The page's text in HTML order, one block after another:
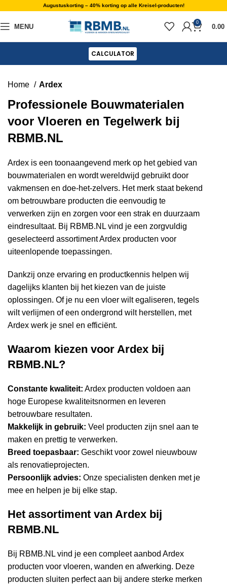
Augustuskorting – 40% korting op alle Kreisel-producten!
MENU
0
0.00
CALCULATOR
Home Ardex
Professionele Bouwmaterialen
voor Vloeren en Tegelwerk bij
RBMB.NL
Ardex is een toonaangevend merk op het gebied van
bouwmaterialen en wordt wereldwijd gebruikt door
vakmensen en doe-het-zelvers. Het merk staat bekend
om betrouwbare producten die eenvoudig te
verwerken zijn en zorgen voor een strak en duurzaam
eindresultaat. Bij RBMB.NL vind je een zorgvuldig
geselecteerd assortiment Ardex producten voor
uiteenlopende toepassingen.
Dankzij onze ervaring en productkennis helpen wij
dagelijks klanten bij het kiezen van de juiste
oplossingen. Of je nu een vloer wilt egaliseren, tegels
wilt verlijmen of een ondergrond wilt herstellen, met
Ardex werk je snel en efficiënt.
Waarom kiezen voor Ardex bij
RBMB.NL?
Constante kwaliteit: Ardex producten voldoen aan
hoge Europese kwaliteitsnormen en leveren
betrouwbare resultaten.
Makkelijk in gebruik: Veel producten zijn snel aan te
maken en prettig te verwerken.
Breed toepasbaar: Geschikt voor zowel nieuwbouw
als renovatieprojecten.
Persoonlijk advies: Onze specialisten denken met je
mee en helpen je bij elke stap.
Het assortiment van Ardex bij
RBMB.NL
Bij RBMB.NL vind je een compleet aanbod Ardex
producten voor vloeren, wanden en afwerking. Deze
producten sluiten perfect aan bij andere sterke merken